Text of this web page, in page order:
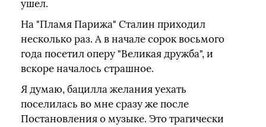
ушел.
На "Пламя Парижа" Сталин приходил
несколько раз. А в начале сорок восьмого
года посетил оперу "Великая дружба", и
вскоре началось страшное.
Я думаю, бацилла желания уехать
поселилась во мне сразу же после
Постановления о музыке. Это трагически